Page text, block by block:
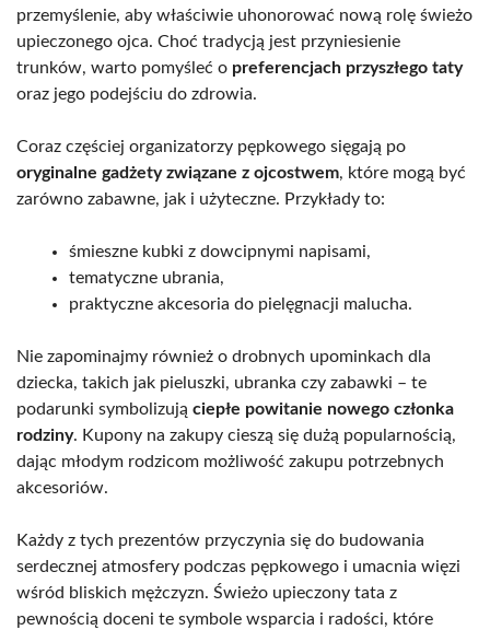
przemyślenie, aby właściwie uhonorować nową rolę świeżo
upieczonego ojca. Choć tradycją jest przyniesienie
trunków, warto pomyśleć o preferencjach przyszłego taty
oraz jego podejściu do zdrowia.
Coraz częściej organizatorzy pępkowego sięgają po
oryginalne gadżety związane z ojcostwem, które mogą być
zarówno zabawne, jak i użyteczne. Przykłady to:
śmieszne kubki z dowcipnymi napisami,
tematyczne ubrania,
praktyczne akcesoria do pielęgnacji malucha.
Nie zapominajmy również o drobnych upominkach dla
dziecka, takich jak pieluszki, ubranka czy zabawki – te
podarunki symbolizują ciepłe powitanie nowego członka
rodziny. Kupony na zakupy cieszą się dużą popularnością,
dając młodym rodzicom możliwość zakupu potrzebnych
akcesoriów.
Każdy z tych prezentów przyczynia się do budowania
serdecznej atmosfery podczas pępkowego i umacnia więzi
wśród bliskich mężczyzn. Świeżo upieczony tata z
pewnością doceni te symbole wsparcia i radości, które